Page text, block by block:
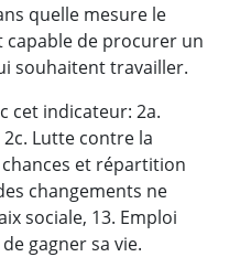
quelle mesure le
capable de procurer un
souhaitent travailler.
cet indicateur: 2a.
Lutte contre la
et répartition
changements ne
sociale, 13. Emploi
gagner sa vie.